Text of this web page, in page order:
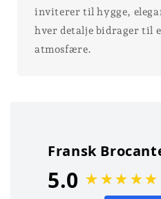
inviterer til hygge,
hver detalje bidrager til
atmosfære.